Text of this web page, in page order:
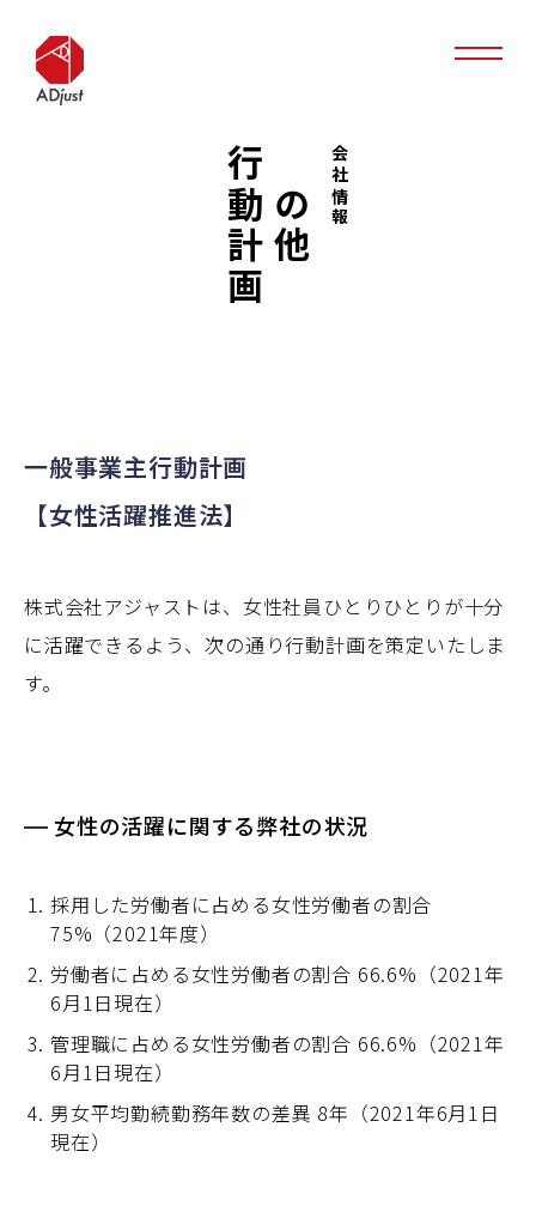
会社情報
その他
行動計画
一般事業主行動計画
【女性活躍推進法】
株式会社アジャストは、女性社員ひとりひとりが十分
に活躍できるよう、次の通り行動計画を策定いたしま
す。
女性の活躍に関する弊社の状況
採用した労働者に占める女性労働者の割合
75%（2021年度）
労働者に占める女性労働者の割合 66.6%（2021年
6月1日現在）
管理職に占める女性労働者の割合 66.6%（2021年
6月1日現在）
男女平均勤続勤務年数の差異 8年（2021年6月1日
現在）